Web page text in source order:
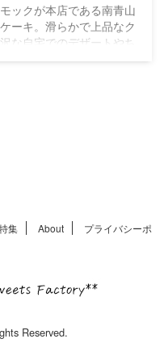
ックが本店である南青山
ーキ。滑らかで上品なク
な自宅でのデザートやち
集 About
プライバシーポ
Reserved.